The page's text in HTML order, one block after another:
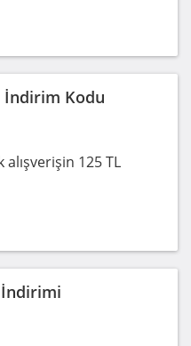
İndirim Kodu
125 TL
İndirimi